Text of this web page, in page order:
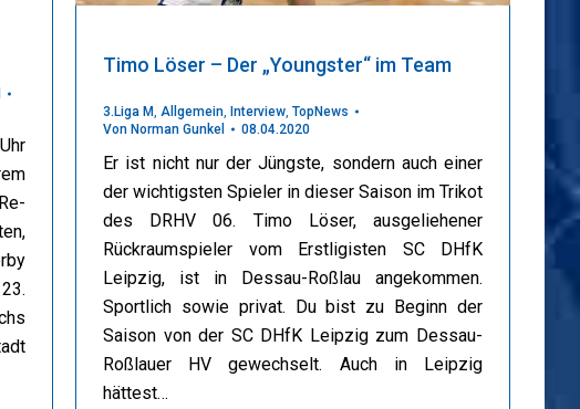
Timo Löser – Der „Youngster“ im Team
3.Liga M, Allgemein, Interview, TopNews
Von Norman Gunkel 08.04.2020
Er ist nicht nur der Jüngste, sondern auch einer
der wichtigsten Spieler in dieser Saison im Trikot
des DRHV 06. Timo Löser, ausgeliehener
Rückraumspieler vom Erstligisten SC DHfK
Leipzig, ist in Dessau-Roßlau angekommen.
Sportlich sowie privat. Du bist zu Beginn der
Saison von der SC DHfK Leipzig zum Dessau-
Roßlauer HV gewechselt. Auch in Leipzig
hättest…